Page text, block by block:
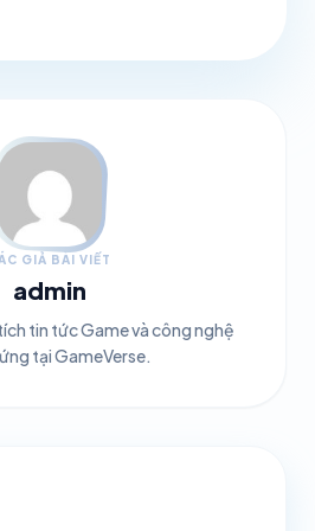
GIẢ BÀI VIẾT
admin
tin tức Game và công nghệ
tại GameVerse.